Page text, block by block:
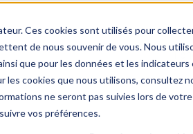
Ces cookies sont utilisés pour
de nous souvenir de vous. Nous
que pour les données et les
les cookies que nous utilisons, consultez
ne seront pas suivies lors de
vos préférences.